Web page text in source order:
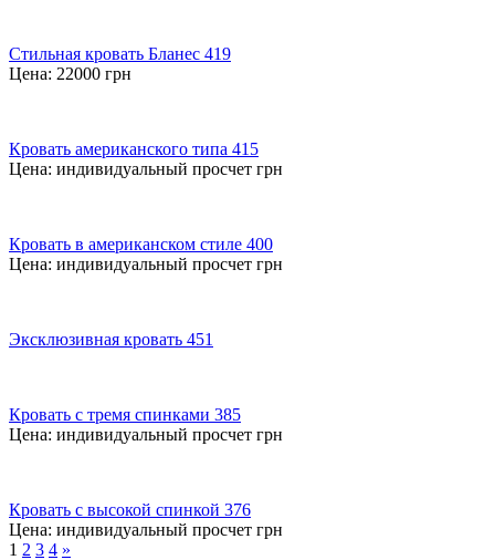
Стильная кровать Бланес 419
Цена: 22000 грн
Кровать американского типа 415
Цена: индивидуальный просчет грн
Кровать в американском стиле 400
Цена: индивидуальный просчет грн
Эксклюзивная кровать 451
Кровать с тремя спинками 385
Цена: индивидуальный просчет грн
Кровать с высокой спинкой 376
Цена: индивидуальный просчет грн
1 2 3 4 »